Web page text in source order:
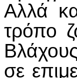
Αλλά
τρόπο
σε